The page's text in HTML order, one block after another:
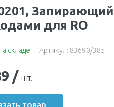
для RO
складе Артикул: 83690/385
/ шт.
товар